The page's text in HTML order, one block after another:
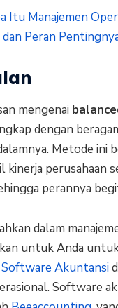
Itu Manajemen
Peran
mengenai
dengan
Metode ini
kinerja perusahaan
perannya
dalam
untuk Anda
Software Akuntansi
Software